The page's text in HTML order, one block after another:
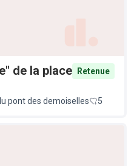
de la place Retenue
pont des demoiselles 5